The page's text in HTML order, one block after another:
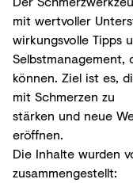
mit wertvoller
wirkungsvolle Tipps
Selbstmanagement,
können. Ziel ist es,
mit Schmerzen zu
stärken und neue
eröffnen.
Die Inhalte wurden
zusammengestellt: